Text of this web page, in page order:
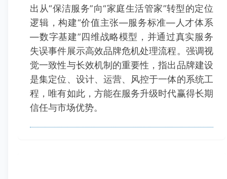
出从“保洁服务”向“家庭生活管家”转型的定位
逻辑，构建“价值主张—服务标准—人才体系
—数字基建”四维战略模型，并通过真实服务
失误事件展示高效品牌危机处理流程。强调视
觉一致性与长效机制的重要性，指出品牌建设
是集定位、设计、运营、风控于一体的系统工
程，唯有如此，方能在服务升级时代赢得长期
信任与市场优势。